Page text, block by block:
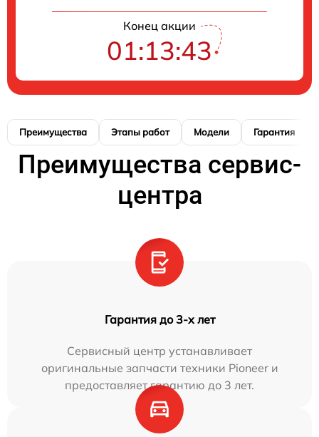
Конец акции
01:13:42
Преимущества Этапы работ Модели Гарантия
Преимущества сервис-
центра
Гарантия до 3-х лет
Сервисный центр устанавливает
оригинальные запчасти техники Pioneer и
предоставляет гарантию до 3 лет.